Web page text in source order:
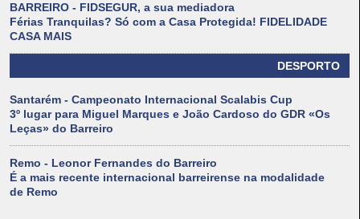
BARREIRO - FIDSEGUR, a sua mediadora
Férias Tranquilas? Só com a Casa Protegida! FIDELIDADE
CASA MAIS
DESPORTO
Santarém - Campeonato Internacional Scalabis Cup
3º lugar para Miguel Marques e João Cardoso do GDR «Os
Leças» do Barreiro
Remo - Leonor Fernandes do Barreiro
É a mais recente internacional barreirense na modalidade
de Remo